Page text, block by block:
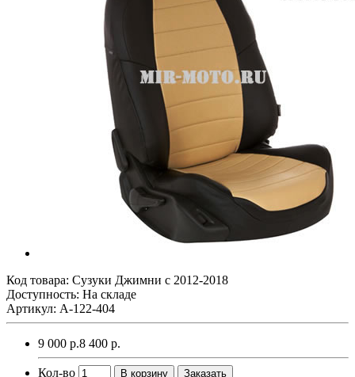
Код товара: Сузуки Джимни с 2012-2018
Доступность: На складе
Артикул: A-122-404
9 000 р.8 400 р.
Кол-во В корзину Заказать